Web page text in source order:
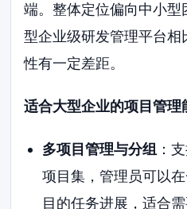
端。整体定位偏向中小
型企业级研发管理平台
性有一定差距。
适合大型企业的项目管理
多项目管理与分组 ：
项目集，管理员可以
目的任务进展，适合